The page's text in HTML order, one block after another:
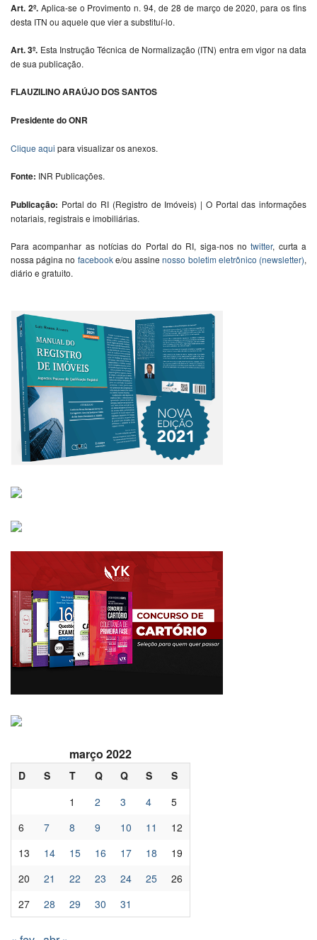
Art. 2º.Aplica-se o Provimento n. 94, de 28 de março de 2020, para os fins
desta ITN ou aquele que vier a substituí-lo.
Art. 3º. Esta Instrução Técnica de Normalização (ITN) entra em vigor na data
de sua publicação.
FLAUZILINO ARAÚJO DOS SANTOS
Presidente do ONR
Clique aqui para visualizar os anexos.
Fonte: INR Publicações.
Publicação: Portal do RI (Registro de Imóveis) | O Portal das informações
notariais, registrais e imobiliárias.
Para acompanhar as notícias do Portal do RI, siga-nos notwitter, curta a
nossa página no facebooke/ou assinenosso boletim eletrônico (newsletter),
diário e gratuito.
março 2022
D S T Q Q S
S
1
2 3 4
5
6
7 8 9 10 11
12
13
14 15 16 17 18
19
20
21 22 23 24 25
26
27
28 29 30 31